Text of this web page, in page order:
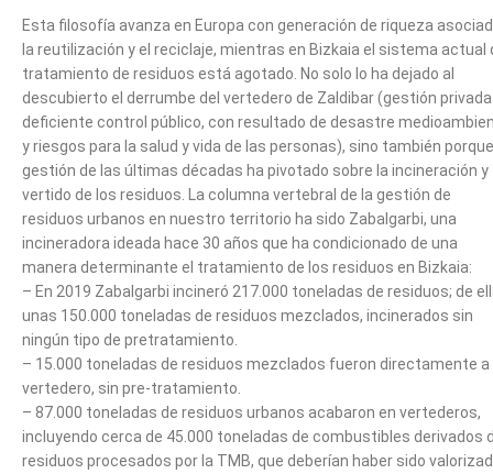
Esta filosofía avanza en Europa con generación de riqueza
la reutilización y el reciclaje, mientras en Bizkaia el sistema actual
tratamiento de residuos está agotado. No solo lo ha dejado al
descubierto el derrumbe del vertedero de Zaldibar (gestión
deficiente control público, con resultado de desastre
y riesgos para la salud y vida de las personas), sino también
gestión de las últimas décadas ha pivotado sobre la incineración y
vertido de los residuos. La columna vertebral de la gestión de
residuos urbanos en nuestro territorio ha sido Zabalgarbi, una
incineradora ideada hace 30 años que ha condicionado de una
manera determinante el tratamiento de los residuos en Bizkaia:
– En 2019 Zabalgarbi incineró 217.000 toneladas de residuos; de
unas 150.000 toneladas de residuos mezclados, incinerados sin
ningún tipo de pretratamiento.
– 15.000 toneladas de residuos mezclados fueron directamente a
vertedero, sin pre-tratamiento.
– 87.000 toneladas de residuos urbanos acabaron en vertederos,
incluyendo cerca de 45.000 toneladas de combustibles derivados
residuos procesados por la TMB, que deberían haber sido